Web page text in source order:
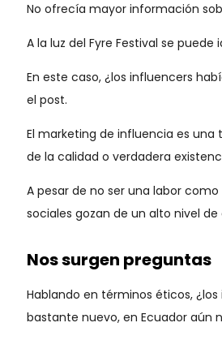
No ofrecía mayor información
A la luz del Fyre Festival se
En este caso, ¿los influencers
el post.
El marketing de influencia es
de la calidad o verdadera
A pesar de no ser una labor
sociales gozan de un alto nivel
Nos surgen preguntas
Hablando en términos éticos,
bastante nuevo, en Ecuador aún